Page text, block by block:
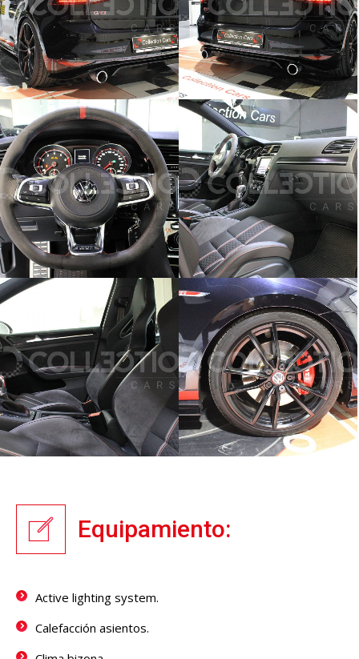
Equipamiento:
Active lighting system.
Calefacción asientos.